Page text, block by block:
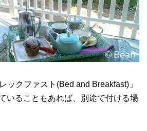
ックファスト(Bed and Breakfast)」
いることもあれば、別途で付ける場